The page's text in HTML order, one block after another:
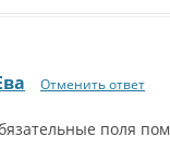
Отменить ответ
поля